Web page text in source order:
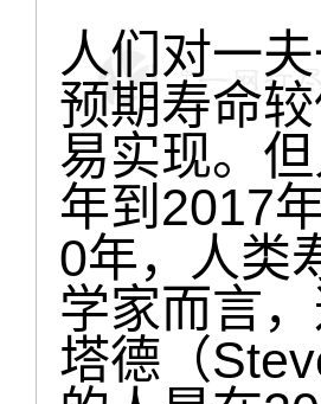
人们对一
预期寿命
易实现。
年到2017
0年，人类
学家而言
塔德（